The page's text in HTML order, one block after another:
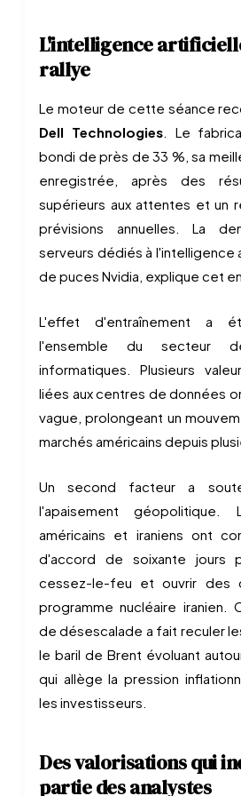
L'intelligence
rallye
Le moteur de cette séance
Dell Technologies. Le
bondi de près de 33 %, sa
enregistrée, après des
supérieurs aux attentes et un
prévisions annuelles. La
serveurs dédiés à l'intelligence
de puces Nvidia, explique cet
L'effet d'entraînement a
l'ensemble du secteur
informatiques. Plusieurs
liées aux centres de données
vague, prolongeant un
marchés américains depuis
Un second facteur a
l'apaisement géopolitique.
américains et iraniens ont
d'accord de soixante jours
cessez-le-feu et ouvrir des
programme nucléaire iranien.
de désescalade a fait reculer
le baril de Brent évoluant
qui allège la pression
les investisseurs.
Des valorisations qui
partie des analystes